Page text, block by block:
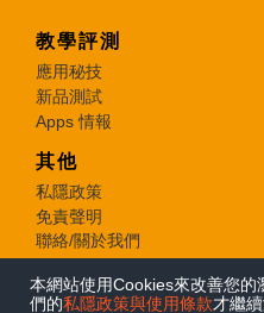
本網站使用Cookies來改善您
們的私隱政策與使用條款才繼續
教學評測
應用秘技
新品測試
Apps 情報
其他
私隱政策
免責聲明
聯絡/關於我們
© 2026 e-zone. All Rights